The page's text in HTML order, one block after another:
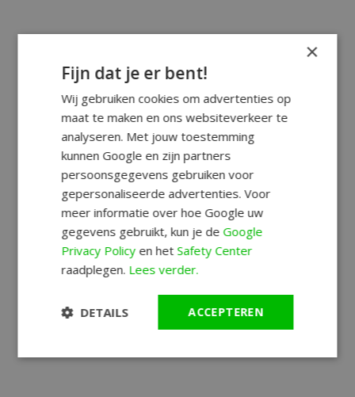
×
Fijn dat je er bent!
Wij gebruiken cookies om advertenties op
maat te maken en ons websiteverkeer te
analyseren. Met jouw toestemming
kunnen Google en zijn partners
persoonsgegevens gebruiken voor
gepersonaliseerde advertenties. Voor
meer informatie over hoe Google uw
gegevens gebruikt, kun je deGoogle
Privacy Policyen hetSafety Center
raadplegen. Lees verder.
ACCEPTEREN
DETAILS